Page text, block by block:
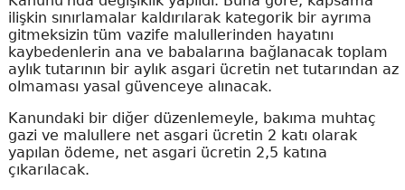
ilişkin sınırlamalar kaldırılarak kategorik bir ayrıma
gitmeksizin tüm vazife malullerinden hayatını
kaybedenlerin ana ve babalarına bağlanacak toplam
aylık tutarının bir aylık asgari ücretin net tutarından az
olmaması yasal güvenceye alınacak.
Kanundaki bir diğer düzenlemeyle, bakıma muhtaç
gazi ve malullere net asgari ücretin 2 katı olarak
yapılan ödeme, net asgari ücretin 2,5 katına
çıkarılacak.